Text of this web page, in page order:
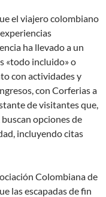
el viajero colombiano
ha llevado a un
«todo incluido» o
con actividades y
con Corferias a
de visitantes que,
opciones de
incluyendo citas
Colombiana de
las escapadas de fin